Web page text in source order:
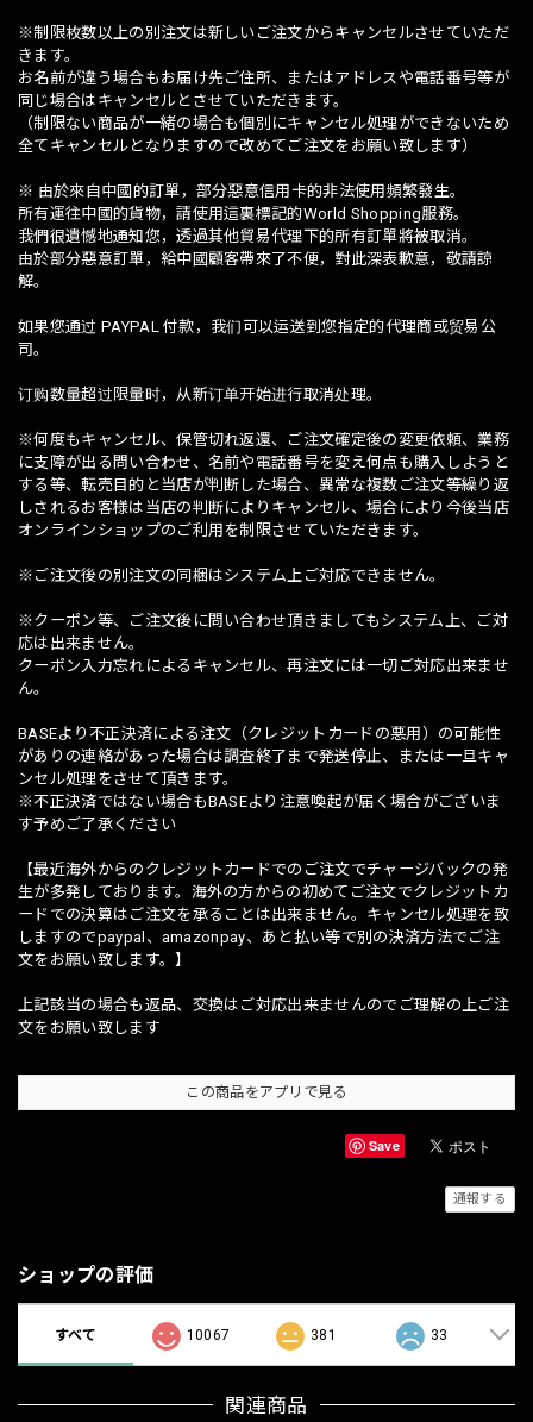
※制限枚数以上の別注文は新しいご注文からキャンセルさせていただ
きます。
お名前が違う場合もお届け先ご住所、またはアドレスや電話番号等が
同じ場合はキャンセルとさせていただきます。
（制限ない商品が一緒の場合も個別にキャンセル処理ができないため
全てキャンセルとなりますので改めてご注文をお願い致します）
※ 由於來自中國的訂單，部分惡意信用卡的非法使用頻繁發生。
所有運往中國的貨物，請使用這裏標記的World Shopping服務。
我們很遺憾地通知您，透過其他貿易代理下的所有訂單將被取消。
由於部分惡意訂單，給中國顧客帶來了不便，對此深表歉意，敬請諒
解。
如果您通过 PAYPAL 付款，我们可以运送到您指定的代理商或贸易公
司。
订购数量超过限量时，从新订单开始进行取消处理。
※何度もキャンセル、保管切れ返還、ご注文確定後の変更依頼、業務
に支障が出る問い合わせ、名前や電話番号を変え何点も購入しようと
する等、転売目的と当店が判断した場合、異常な複数ご注文等繰り返
しされるお客様は当店の判断によりキャンセル、場合により今後当店
オンラインショップのご利用を制限させていただきます。
※ご注文後の別注文の同梱はシステム上ご対応できません。
※クーポン等、ご注文後に問い合わせ頂きましてもシステム上、ご対
応は出来ません。
クーポン入力忘れによるキャンセル、再注文には一切ご対応出来ませ
ん。
BASEより不正決済による注文（クレジットカードの悪用）の可能性
がありの連絡があった場合は調査終了まで発送停止、または一旦キャ
ンセル処理をさせて頂きます。
※不正決済ではない場合もBASEより注意喚起が届く場合がございま
す予めご了承ください
【最近海外からのクレジットカードでのご注文でチャージバックの発
生が多発しております。海外の方からの初めてご注文でクレジットカ
ードでの決算はご注文を承ることは出来ません。キャンセル処理を致
しますのでpaypal、amazonpay、あと払い等で別の決済方法でご注
文をお願い致します。】
上記該当の場合も返品、交換はご対応出来ませんのでご理解の上ご注
文をお願い致します
この商品をアプリで見る
Save
通報する
ショップの評価
すべて 10067 381 33
関連商品